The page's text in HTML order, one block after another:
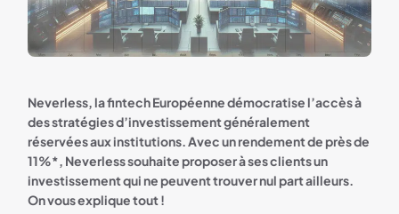
Neverless, la fintech Européenne démocratise l’accès à
des stratégies d’investissement généralement
réservées aux institutions. Avec un rendement de près de
11%*, Neverless souhaite proposer à ses clients un
investissement qui ne peuvent trouver nul part ailleurs.
On vous explique tout !